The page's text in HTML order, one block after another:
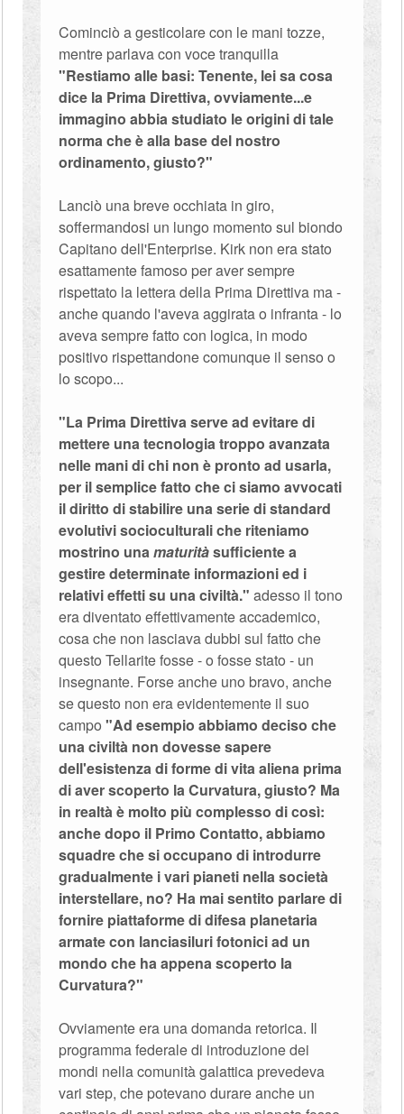
Cominciò a gesticolare con le mani tozze,
mentre parlava con voce tranquilla
"Restiamo alle basi: Tenente, lei sa cosa
dice la Prima Direttiva, ovviamente...e
immagino abbia studiato le origini di tale
norma che è alla base del nostro
ordinamento, giusto?"
Lanciò una breve occhiata in giro,
soffermandosi un lungo momento sul biondo
Capitano dell'Enterprise. Kirk non era stato
esattamente famoso per aver sempre
rispettato la lettera della Prima Direttiva ma -
anche quando l'aveva aggirata o infranta - lo
aveva sempre fatto con logica, in modo
positivo rispettandone comunque il senso o
lo scopo...
"La Prima Direttiva serve ad evitare di
mettere una tecnologia troppo avanzata
nelle mani di chi non è pronto ad usarla,
per il semplice fatto che ci siamo avvocati
il diritto di stabilire una serie di standard
evolutivi socioculturali che riteniamo
mostrino unamaturitàsufficiente a
gestire determinate informazioni ed i
relativi effetti su una civiltà." adesso il tono
era diventato effettivamente accademico,
cosa che non lasciava dubbi sul fatto che
questo Tellarite fosse - o fosse stato - un
insegnante. Forse anche uno bravo, anche
se questo non era evidentemente il suo
campo"Ad esempio abbiamo deciso che
una civiltà non dovesse sapere
dell'esistenza di forme di vita aliena prima
di aver scoperto la Curvatura, giusto? Ma
in realtà è molto più complesso di così:
anche dopo il Primo Contatto, abbiamo
squadre che si occupano di introdurre
gradualmente i vari pianeti nella società
interstellare, no? Ha mai sentito parlare di
fornire piattaforme di difesa planetaria
armate con lanciasiluri fotonici ad un
mondo che ha appena scoperto la
Curvatura?"
Ovviamente era una domanda retorica. Il
programma federale di introduzione dei
mondi nella comunità galattica prevedeva
vari step, che potevano durare anche un